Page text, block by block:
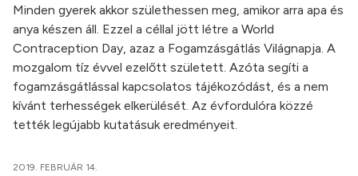
Minden gyerek akkor születhessen meg, amikor arra apa és
anya készen áll. Ezzel a céllal jött létre a World
Contraception Day, azaz a Fogamzásgátlás Világnapja. A
mozgalom tíz évvel ezelőtt született. Azóta segíti a
fogamzásgátlással kapcsolatos tájékozódást, és a nem
kívánt terhességek elkerülését. Az évfordulóra közzé
tették legújabb kutatásuk eredményeit.
2019. FEBRUÁR 14.